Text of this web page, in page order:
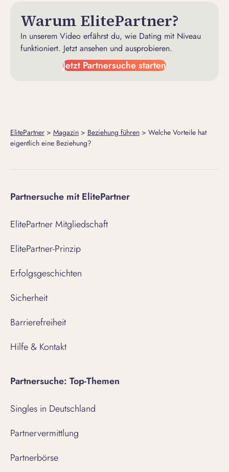
Warum ElitePartner?
In unserem Video erfährst du, wie Dating mit Niveau
funktioniert. Jetzt ansehen und ausprobieren.
Jetzt Partnersuche starten
ElitePartner > Magazin > Beziehung führen > Welche Vorteile hat
eigentlich eine Beziehung?
Partnersuche mit ElitePartner
ElitePartner Mitgliedschaft
ElitePartner-Prinzip
Erfolgsgeschichten
Sicherheit
Barrierefreiheit
Hilfe & Kontakt
Partnersuche: Top-Themen
Singles in Deutschland
Partnervermittlung
Partnerbörse